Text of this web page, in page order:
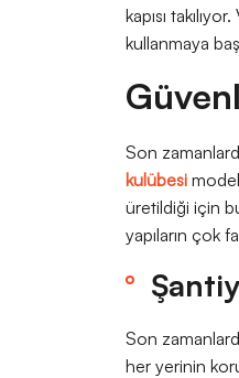
kapısı
kullanmaya
Son
kulübesi
üretildiği için
yapıların çok
Son
her yerinin